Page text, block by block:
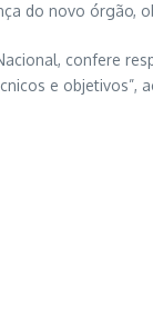
do novo órgão,
confere
e objetivos”,